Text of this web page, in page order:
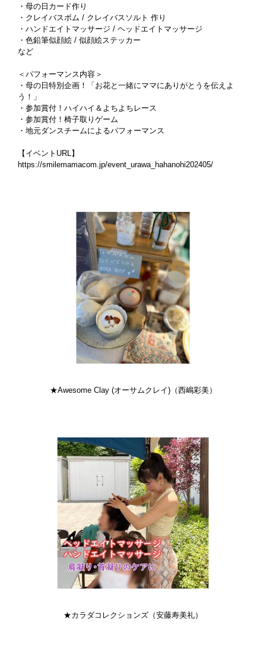
・母の日カード作り
・クレイバスボム / クレイバスソルト 作り
・ハンドエイトマッサージ / ヘッドエイトマッサージ
・色鉛筆似顔絵 / 似顔絵ステッカー
など
＜パフォーマンス内容＞
・母の日特別企画！「お花と一緒にママにありがとうを伝えよ
う！」
・参加賞付！ハイハイ＆よちよちレース
・参加賞付！椅子取りゲーム
・地元ダンスチームによるパフォーマンス
【イベントURL】
https://smilemamacom.jp/event_urawa_hahanohi202405/
★Awesome Clay (オーサムクレイ)（西嶋彩美）
★カラダコレクションズ（安藤寿美礼）